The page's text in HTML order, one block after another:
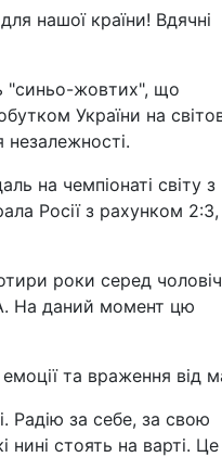
нашої країни! Вдячні
"синьо-жовтих", що
України на
на чемпіонаті світу з
Росії з рахунком 2:3,
роки серед
На даний момент цю
та враження від
Радію за себе, за свою
нині стоять на варті. Це